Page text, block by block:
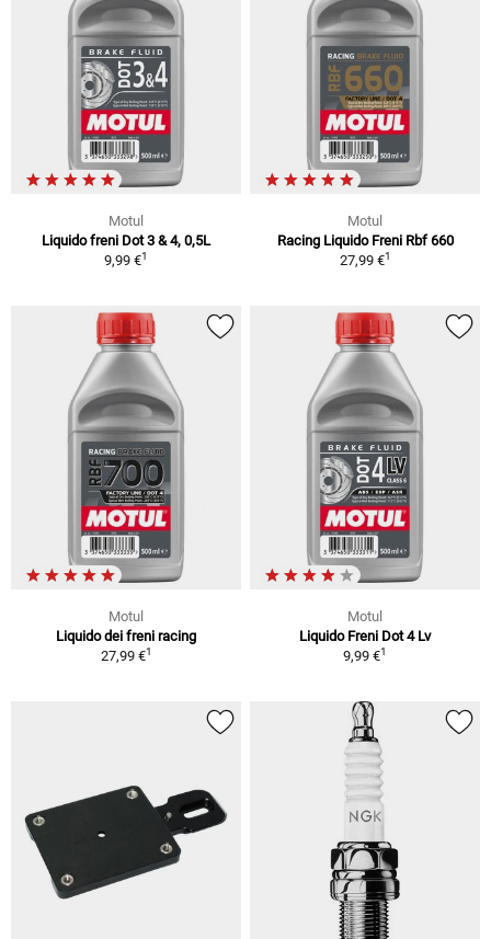
Motul
Liquido freni Dot 3 & 4, 0,5L
9,99 €1
Motul
Racing Liquido Freni Rbf 660
27,99 €1
Motul
Liquido dei freni racing
27,99 €1
Motul
Liquido Freni Dot 4 Lv
9,99 €1